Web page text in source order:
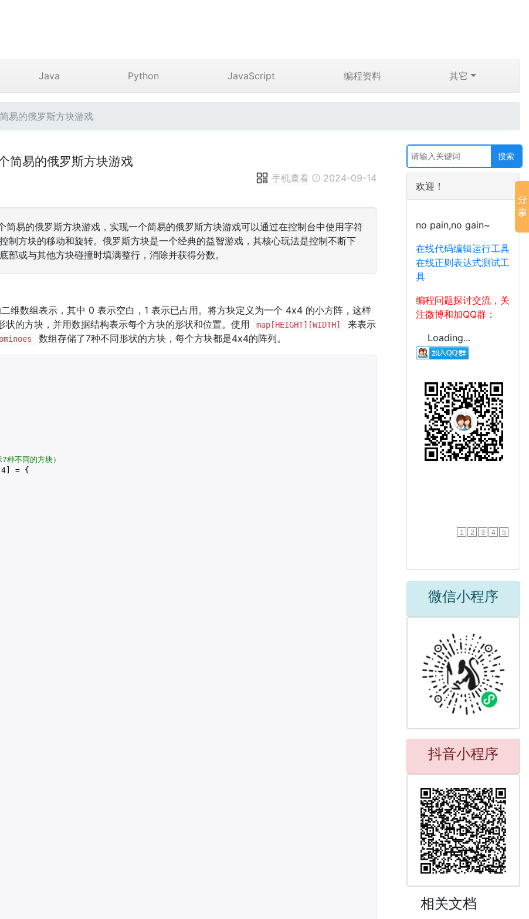
Java Python JavaScript 编程资料 其它
易的俄罗斯方块游戏
简易的俄罗斯方块游戏
手机查看 2024-09-14
简易的俄罗斯方块游戏，实现一个简易的俄罗斯方块游戏可以通过在控制台中使用字符
制方块的移动和旋转。俄罗斯方块是一个经典的益智游戏，其核心玩法是控制不断下
部或与其他方块碰撞时填满整行，消除并获得分数。
维数组表示，其中 0 表示空白，1 表示已占用。将方块定义为一个 4x4 的小方阵，这样
状的方块，并用数据结构表示每个方块的形状和位置。使用
map[HEIGHT][WIDTH]
来表示
数组存储了7种不同形状的方块，每个方块都是4x4的阵列。
不同的方块）
4] = {
欢迎！
no pain,no gain~
在线代码编辑运行工具
在线正则表达式测试工
具
编程问题探讨交流，关
注微博和加QQ群：
Loading...
1 2 3 4 5
微信小程序
抖音小程序
相关文档